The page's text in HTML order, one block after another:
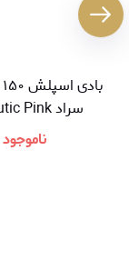
سراد Narqutic Pink
ناموجود